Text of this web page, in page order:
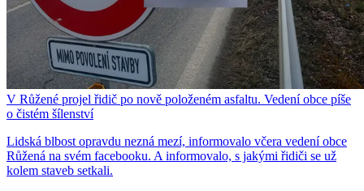
V Růžené projel řidič po nově položeném asfaltu. Vedení obce píše
o čistém šílenství
Lidská blbost opravdu nezná mezí, informovalo včera vedení obce
Růžená na svém facebooku. A informovalo, s jakými řidiči se už
kolem staveb setkali.